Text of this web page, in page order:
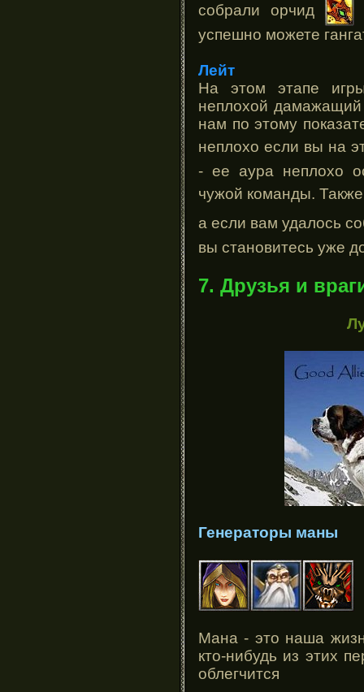
собрали орчид
успешно можете
Лейт
На этом этапе
неплохой дамажащий
нам по этому
неплохо если вы на
- ее аура неплохо
чужой команды.
а если вам удалось
вы становитесь уже
7. Друзья и
Генераторы маны
Мана - это наша
кто-нибудь из этих
облегчится